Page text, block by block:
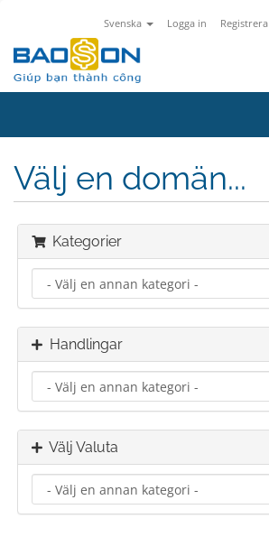
Svenska Logga in Registrera
Välj en domän...
Kategorier
Handlingar
Välj Valuta